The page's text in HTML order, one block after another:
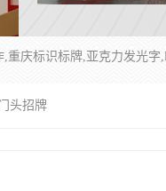
头招牌